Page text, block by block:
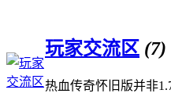
玩家交流区 (7)
热血传奇怀旧版并非